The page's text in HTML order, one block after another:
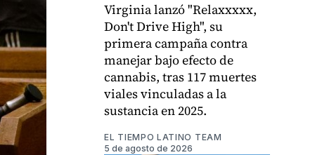
Virginia lanzó "Relaxxxxx,
Don't Drive High", su
primera campaña contra
manejar bajo efecto de
cannabis, tras 117 muertes
viales vinculadas a la
sustancia en 2025.
EL TIEMPO LATINO TEAM
5 de agosto de 2026